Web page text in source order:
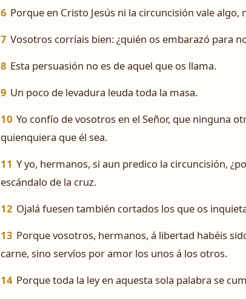
6 Porque en Cristo Jesús ni la circuncisión vale
7 Vosotros corríais bien: ¿quién os embarazó para
8 Esta persuasión no es de aquel que os llama.
9 Un poco de levadura leuda toda la masa.
10 Yo confío de vosotros en el Señor, que ninguna
quienquiera que él sea.
11 Y yo, hermanos, si aun predico la circuncisión,
escándalo de la cruz.
12 Ojalá fuesen también cortados los que os
13 Porque vosotros, hermanos, á libertad habéis
carne, sino servíos por amor los unos á los otros.
14 Porque toda la ley en aquesta sola palabra se